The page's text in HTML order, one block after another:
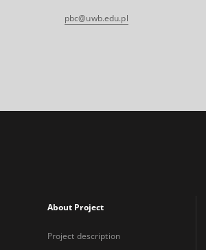
pbc@uwb.edu.pl
About Project
Project description